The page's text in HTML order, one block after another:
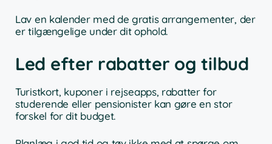
Lav en kalender med de gratis arrangementer, der
er tilgængelige under dit ophold.
Led efter rabatter og tilbud
Turistkort, kuponer i rejseapps, rabatter for
studerende eller pensionister kan gøre en stor
forskel for dit budget.